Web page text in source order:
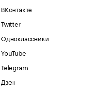
ВКонтакте
Twitter
Одноклассники
YouTube
Telegram
Дзен